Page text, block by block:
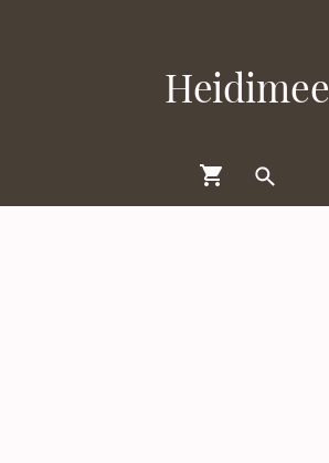
Heidimee